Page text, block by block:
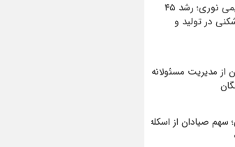
ثبت سال طلایی پتروشیمی نوری؛ رشد ۴۵
در تولید و
از مدیریت مسئولانه
سهم صیادان از اسکله